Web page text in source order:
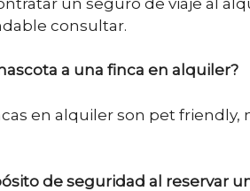
consultar.
a una finca en alquiler?
en alquiler son pet
de seguridad al reservar